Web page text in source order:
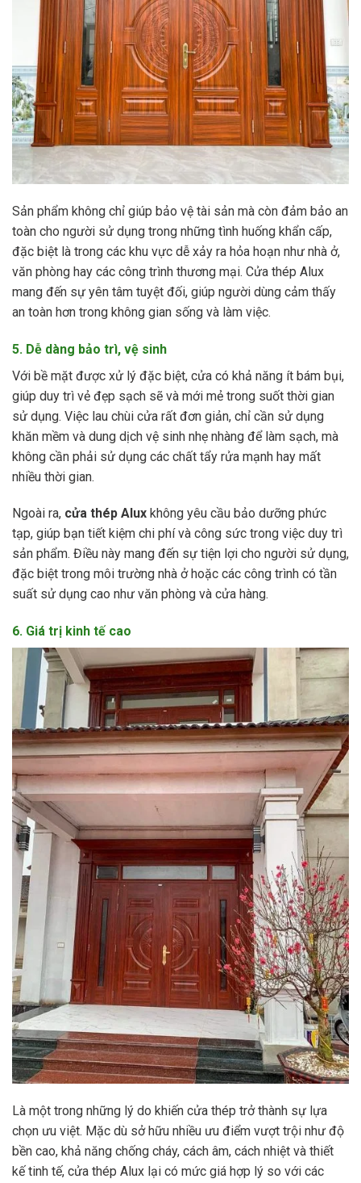
Sản phẩm không chỉ giúp bảo vệ tài sản mà còn đảm bảo an
toàn cho người sử dụng trong những tình huống khẩn cấp,
đặc biệt là trong các khu vực dễ xảy ra hỏa hoạn như nhà ở,
văn phòng hay các công trình thương mại. Cửa thép Alux
mang đến sự yên tâm tuyệt đối, giúp người dùng cảm thấy
an toàn hơn trong không gian sống và làm việc.
5. Dễ dàng bảo trì, vệ sinh
Với bề mặt được xử lý đặc biệt, cửa có khả năng ít bám bụi,
giúp duy trì vẻ đẹp sạch sẽ và mới mẻ trong suốt thời gian
sử dụng. Việc lau chùi cửa rất đơn giản, chỉ cần sử dụng
khăn mềm và dung dịch vệ sinh nhẹ nhàng để làm sạch, mà
không cần phải sử dụng các chất tẩy rửa mạnh hay mất
nhiều thời gian.
Ngoài ra, cửa thép Alux không yêu cầu bảo dưỡng phức
tạp, giúp bạn tiết kiệm chi phí và công sức trong việc duy trì
sản phẩm. Điều này mang đến sự tiện lợi cho người sử dụng,
đặc biệt trong môi trường nhà ở hoặc các công trình có tần
suất sử dụng cao như văn phòng và cửa hàng.
6. Giá trị kinh tế cao
Là một trong những lý do khiến cửa thép trở thành sự lựa
chọn ưu việt. Mặc dù sở hữu nhiều ưu điểm vượt trội như độ
bền cao, khả năng chống cháy, cách âm, cách nhiệt và thiết
kế tinh tế, cửa thép Alux lại có mức giá hợp lý so với các